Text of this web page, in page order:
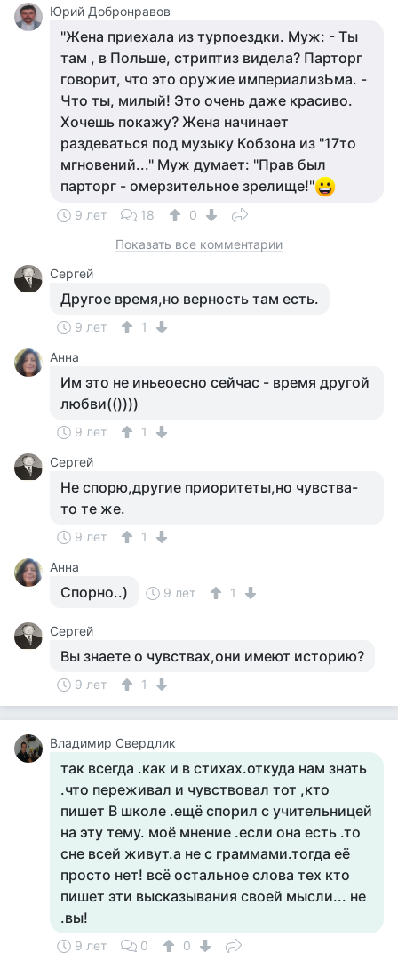
Юрий Добронравов
"Жена приехала из турпоездки. Муж: - Ты
там , в Польше, стриптиз видела? Парторг
говорит, что это оружие империализЬма. -
Что ты, милый! Это очень даже красиво.
Хочешь покажу? Жена начинает
раздеваться под музыку Кобзона из "17то
мгновений..." Муж думает: "Прав был
парторг - омерзительное зрелище!"
9 лет 18
0
Показать все комментарии
Сергей
Другое время,но верность там есть.
9 лет
1
Анна
Им это не иньеоесно сейчас - время другой
любви(())))
9 лет
1
Сергей
Не спорю,другие приоритеты,но чувства-
то те же.
9 лет
1
Анна
Спорно..) 9 лет 1
Сергей
Вы знаете о чувствах,они имеют историю?
9 лет 1
Владимир Свердлик
так всегда .как и в стихах.откуда нам знать
.что переживал и чувствовал тот ,кто
пишет В школе .ещё спорил с учительницей
на эту тему. моё мнение .если она есть .то
сне всей живут.а не с граммами.тогда её
просто нет! всё остальное слова тех кто
пишет эти высказывания своей мысли... не
.вы!
9 лет 0 0